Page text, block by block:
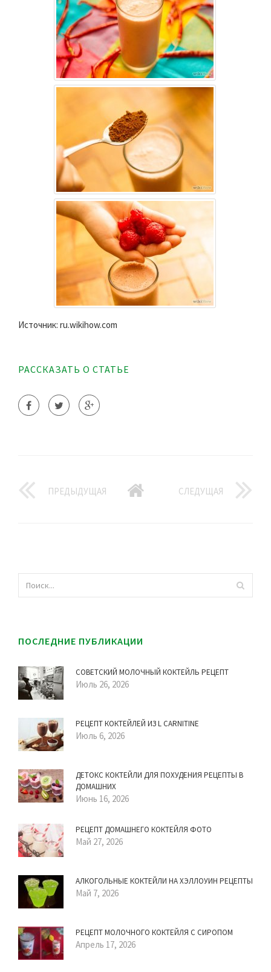
Источник: ru.wikihow.com
РАССКАЗАТЬ О СТАТЬЕ
ПРЕДЫДУЩАЯ СЛЕДУЩАЯ
ПОСЛЕДНИЕ ПУБЛИКАЦИИ
СОВЕТСКИЙ МОЛОЧНЫЙ КОКТЕЙЛЬ РЕЦЕПТ
Июль 26, 2026
РЕЦЕПТ КОКТЕЙЛЕЙ ИЗ L CARNITINE
Июль 6, 2026
ДЕТОКС КОКТЕЙЛИ ДЛЯ ПОХУДЕНИЯ РЕЦЕПТЫ В
ДОМАШНИХ
Июнь 16, 2026
РЕЦЕПТ ДОМАШНЕГО КОКТЕЙЛЯ ФОТО
Май 27, 2026
АЛКОГОЛЬНЫЕ КОКТЕЙЛИ НА ХЭЛЛОУИН РЕЦЕПТЫ
Май 7, 2026
РЕЦЕПТ МОЛОЧНОГО КОКТЕЙЛЯ С СИРОПОМ
Апрель 17, 2026